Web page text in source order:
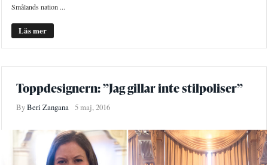
Smålands nation ...
Läs mer
Toppdesignern: ”Jag gillar inte stilpoliser”
ByBeri Zangana 5 maj, 2016